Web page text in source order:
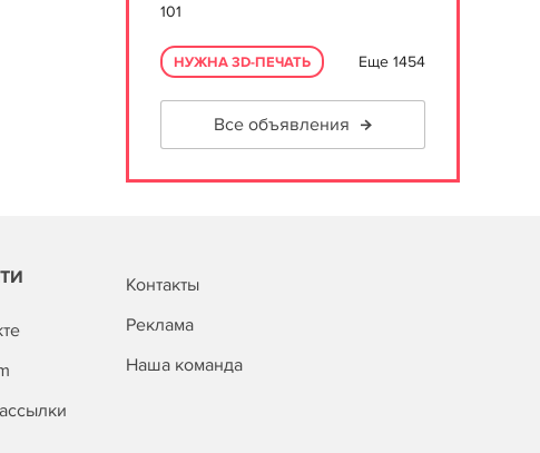
101
НУЖНА 3D-ПЕЧАТЬ Еще 1454
Все объявления
Контакты
Реклама
Наша команда